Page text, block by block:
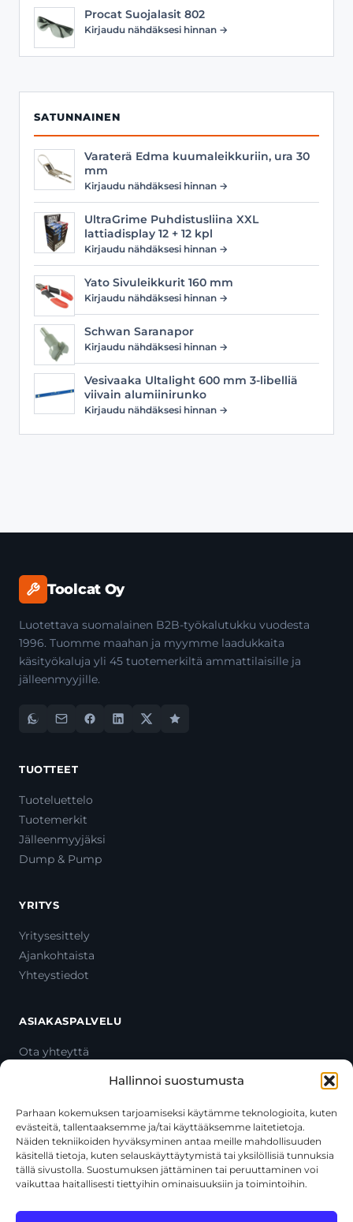
Hallinnoi suostumusta
Parhaan kokemuksen tarjoamiseksi käytämme teknologioita, kuten
evästeitä, tallentaaksemme ja/tai käyttääksemme laitetietoja.
Näiden tekniikoiden hyväksyminen antaa meille mahdollisuuden
käsitellä tietoja, kuten selauskäyttäytymistä tai yksilöllisiä tunnuksia
tällä sivustolla. Suostumuksen jättäminen tai peruuttaminen voi
vaikuttaa haitallisesti tiettyihin ominaisuuksiin ja toimintoihin.
Procat Suojalasit 802
Kirjaudu nähdäksesi hinnan →
SATUNNAINEN
Varaterä Edma kuumaleikkuriin, ura 30
mm
Kirjaudu nähdäksesi hinnan →
UltraGrime Puhdistusliina XXL
lattiadisplay 12 + 12 kpl
Kirjaudu nähdäksesi hinnan →
Yato Sivuleikkurit 160 mm
Kirjaudu nähdäksesi hinnan →
Schwan Saranapor
Kirjaudu nähdäksesi hinnan →
Vesivaaka Ultalight 600 mm 3-libelliä
viivain alumiinirunko
Kirjaudu nähdäksesi hinnan →
Toolcat Oy
Luotettava suomalainen B2B-työkalutukku vuodesta
1996. Tuomme maahan ja myymme laadukkaita
käsityökaluja yli 45 tuotemerkiltä ammattilaisille ja
jälleenmyyjille.
TUOTTEET
Tuoteluettelo
Tuotemerkit
Jälleenmyyjäksi
Dump & Pump
YRITYS
Yritysesittely
Ajankohtaista
Yhteystiedot
ASIAKASPALVELU
Ota yhteyttä
Toimitustavat
Usein kysytyt kysymykset
+358 44 270 3795
asiakaspalvelu@toolcat.fi